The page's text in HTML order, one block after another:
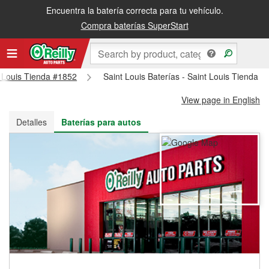
Encuentra la batería correcta para tu vehículo.
Compra baterías SuperStart
Recibe tu orden gratis al día siguiente o recógela en la tienda
Tienda #1852
Saint Louis Baterías - Saint Louis Tienda
View page in English
Detalles
Baterías para autos